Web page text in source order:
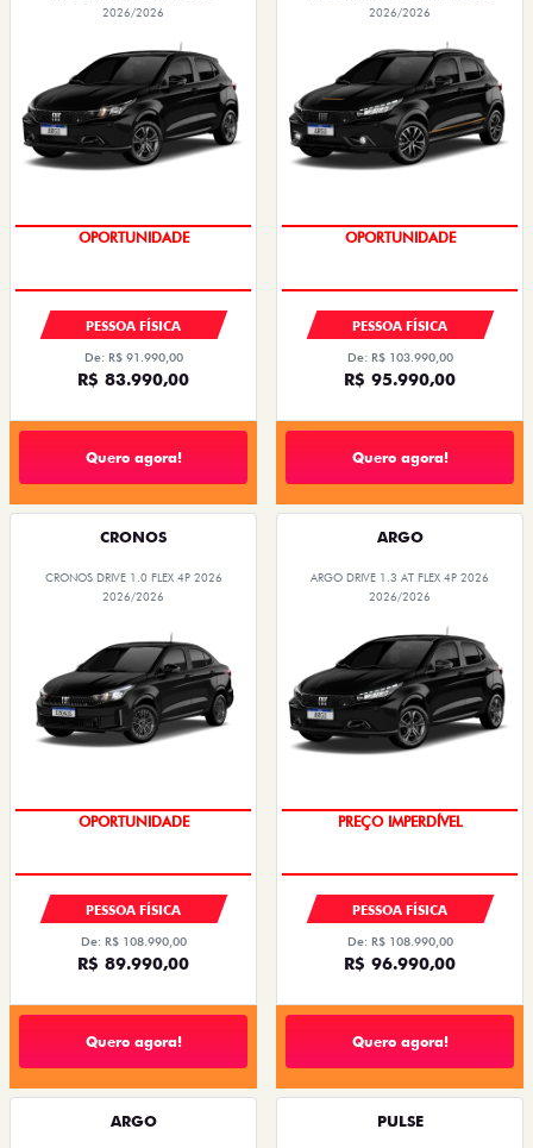
2026/2026
PREÇO IMPERDÍVEL
PESSOA FÍSICA
De: R$ 91.990,00
R$ 83.990,00
Quero agora!
2026/2026
PREÇO IMPERDÍVEL
PESSOA FÍSICA
De: R$ 103.990,00
R$ 95.990,00
Quero agora!
CRONOS
CRONOS DRIVE 1.0 FLEX 4P 2026
2026/2026
COM SEU USADO NA TROCA
PESSOA FÍSICA
De: R$ 108.990,00
R$ 89.990,00
Quero agora!
ARGO
ARGO DRIVE 1.3 AT FLEX 4P 2026
2026/2026
PREÇOS REDUZIDOS
PESSOA FÍSICA
De: R$ 108.990,00
R$ 96.990,00
Quero agora!
ARGO PULSE